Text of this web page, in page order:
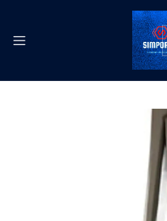
Despachos express a todo
Inicio
Pinza Hemostatica